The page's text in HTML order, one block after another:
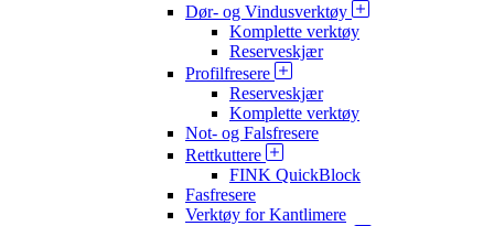
Dør- og Vindusverktøy
Komplette verktøy
Reserveskjær
Profilfresere
Reserveskjær
Komplette verktøy
Not- og Falsfresere
Rettkuttere
FINK QuickBlock
Fasfresere
Verktøy for Kantlimere